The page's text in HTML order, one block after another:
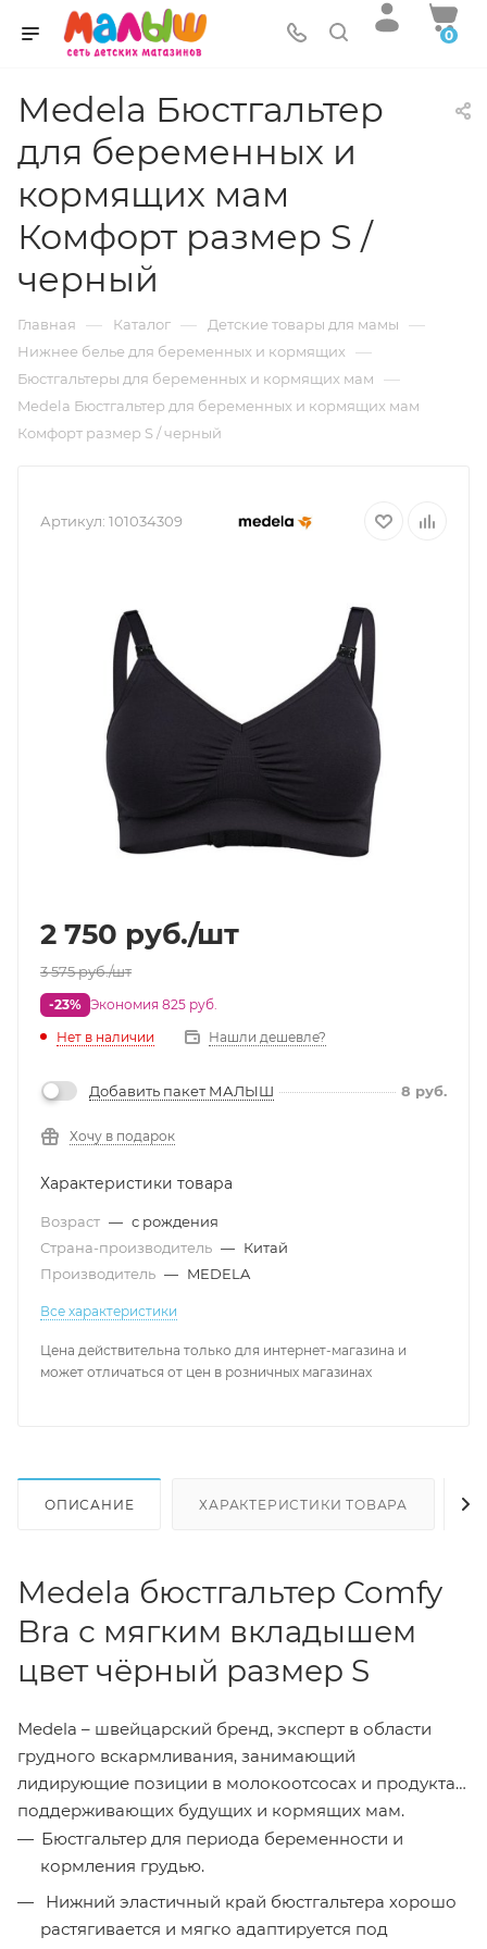
0
Medela Бюстгальтер
для беременных и
кормящих мам
Комфорт размер S /
черный
Главная — Каталог — Детские товары для мамы —
Нижнее белье для беременных и кормящих —
Бюстгальтеры для беременных и кормящих мам —
Medela Бюстгальтер для беременных и кормящих мам
Комфорт размер S / черный
Артикул: 101034309
2 750 руб./шт
3 575руб./шт
-23% Экономия 825 руб.
Нет в наличии
Нашли дешевле?
Добавить пакет МАЛЫШ 8 руб.
Хочу в подарок
Характеристики товара
Возраст — с рождения
Страна-производитель — Китай
Производитель — MEDELA
Все характеристики
Цена действительна только для интернет-магазина и
может отличаться от цен в розничных магазинах
ОПИСАНИЕ ХАРАКТЕРИСТИКИ ТОВАРА
Medela бюстгальтер Comfy
Bra с мягким вкладышем
цвет чёрный размер S
Medela – швейцарский бренд, эксперт в области
грудного вскармливания, занимающий
лидирующие позиции в молокоотсосах и продуктах,
поддерживающих будущих и кормящих мам.
Бюстгальтер для периода беременности и
кормления грудью.
растягивается и мягко адаптируется под